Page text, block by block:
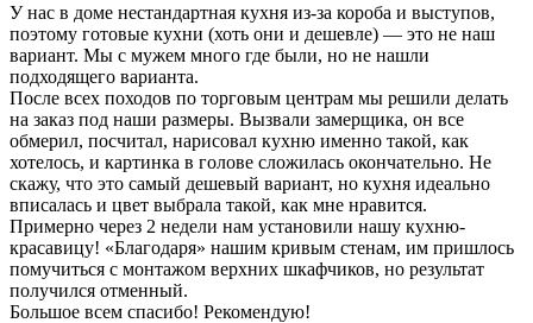
У нас в доме нестандартная кухня из-за короба и выступов,
поэтому готовые кухни (хоть они и дешевле) — это не наш
вариант. Мы с мужем много где были, но не нашли
подходящего варианта.
После всех походов по торговым центрам мы решили делать
на заказ под наши размеры. Вызвали замерщика, он все
обмерил, посчитал, нарисовал кухню именно такой, как
хотелось, и картинка в голове сложилась окончательно. Не
скажу, что это самый дешевый вариант, но кухня идеально
вписалась и цвет выбрала такой, как мне нравится.
Примерно через 2 недели нам установили нашу кухню-
красавицу! «Благодаря» нашим кривым стенам, им пришлось
помучиться с монтажом верхних шкафчиков, но результат
получился отменный.
Большое всем спасибо! Рекомендую!